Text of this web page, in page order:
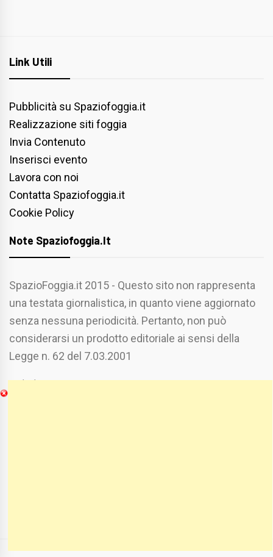
Link Utili
Pubblicità su Spaziofoggia.it
Realizzazione siti foggia
Invia Contenuto
Inserisci evento
Lavora con noi
Contatta Spaziofoggia.it
Cookie Policy
Note Spaziofoggia.it
SpazioFoggia.it 2015 - Questo sito non rappresenta
una testata giornalistica, in quanto viene aggiornato
senza nessuna periodicità. Pertanto, non può
considerarsi un prodotto editoriale ai sensi della
Legge n. 62 del 7.03.2001
Chi Siamo